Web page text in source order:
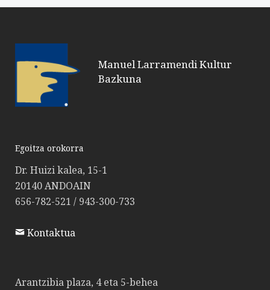
Manuel Larramendi Kultur
Bazkuna
Egoitza orokorra
Dr. Huizi kalea, 15-1
20140 ANDOAIN
656-782-521 / 943-300-733
Kontaktua
Arantzibia plaza, 4 eta 5-behea